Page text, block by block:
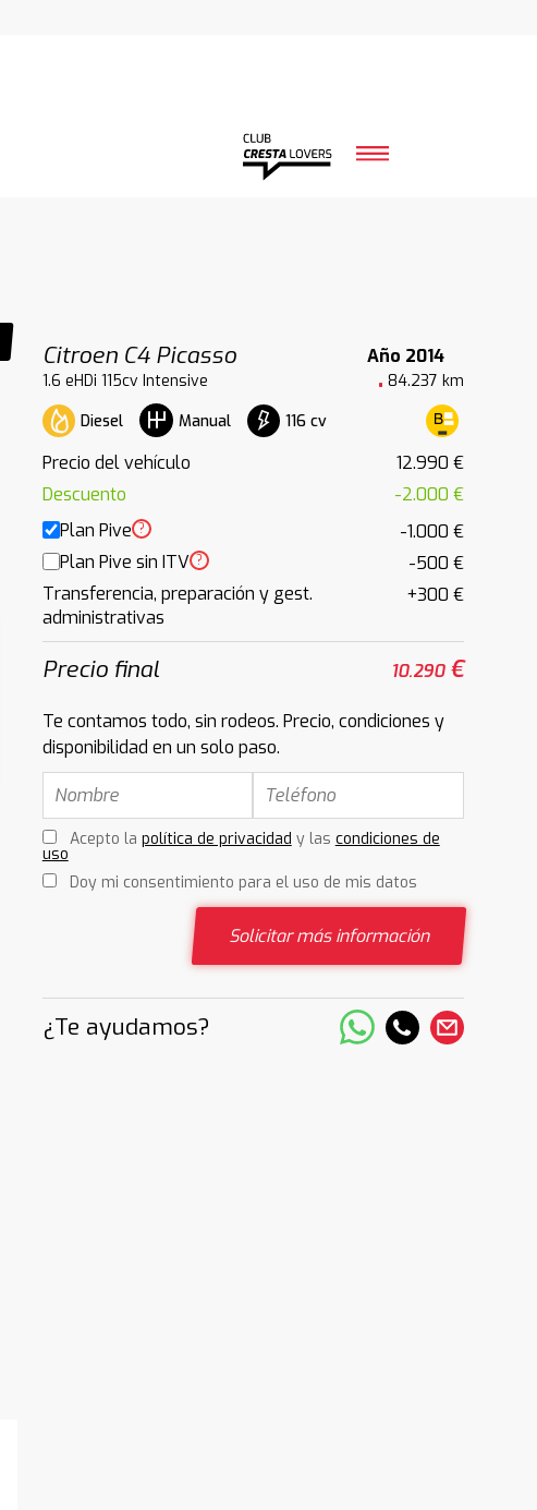
Citroen C4 Picasso
Año 2014
1.6 eHDi 115cv Intensive
84.237 km
Diesel
Manual 116 cv
Precio del vehículo
12.990 €
Descuento
-2.000 €
Plan Pive ?
-1.000 €
Plan Pive sin ITV ?
-500 €
Transferencia, preparación y gest.
administrativas
+300 €
Precio final 10.290€
Te contamos todo, sin rodeos. Precio, condiciones y
disponibilidad en un solo paso.
Acepto la política de privacidad y las condiciones de
uso
Doy mi consentimiento para el uso de mis datos
Solicitar más información
¿Te ayudamos?